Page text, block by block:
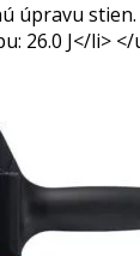
26.0 J</li> </